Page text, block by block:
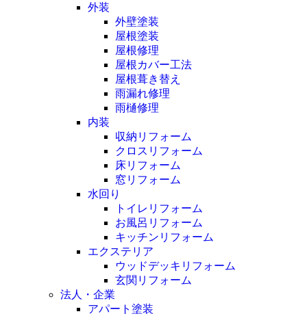
外装
外壁塗装
屋根塗装
屋根修理
屋根カバー工法
屋根葺き替え
雨漏れ修理
雨樋修理
内装
収納リフォーム
クロスリフォーム
床リフォーム
窓リフォーム
水回り
トイレリフォーム
お風呂リフォーム
キッチンリフォーム
エクステリア
ウッドデッキリフォーム
玄関リフォーム
法人・企業
アパート塗装